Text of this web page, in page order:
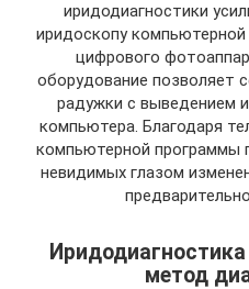
иридодиагностики
иридоскопу компьютерной
цифрового
оборудование позволяет
радужки с выведением
компьютера. Благодаря
компьютерной программы
невидимых глазом
метод